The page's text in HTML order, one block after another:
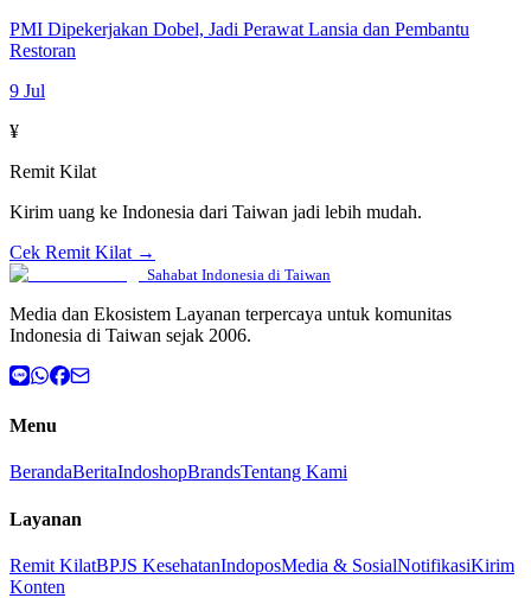
PMI Dipekerjakan Dobel, Jadi Perawat Lansia dan Pembantu
Restoran
9 Jul
¥
Remit Kilat
Kirim uang ke Indonesia dari Taiwan jadi lebih mudah.
Cek Remit Kilat →
Sahabat Indonesia di Taiwan
Media dan Ekosistem Layanan terpercaya untuk komunitas
Indonesia di Taiwan sejak 2006.
Menu
BerandaBeritaIndoshopBrandsTentang Kami
Layanan
Remit KilatBPJS KesehatanIndoposMedia & SosialNotifikasiKirim
Konten